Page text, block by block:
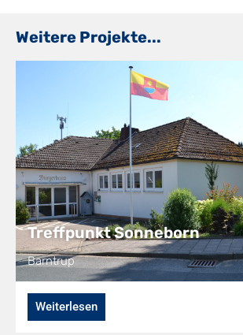
Weitere Projekte...
Treffpunkt Sonneborn
Barntrup
Weiterlesen